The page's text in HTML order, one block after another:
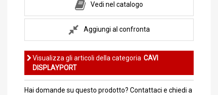
Vedi nel catalogo
Aggiungi al confronta
Visualizza gli articoli della categoria CAVI
DISPLAYPORT
Hai domande su questo prodotto? Contattaci e chiedi a